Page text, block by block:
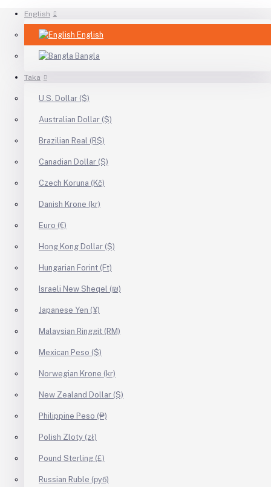
English
English
Bangla
Taka
U.S. Dollar ($)
Australian Dollar ($)
Brazilian Real (R$)
Canadian Dollar ($)
Czech Koruna (Kč)
Danish Krone (kr)
Euro (€)
Hong Kong Dollar ($)
Hungarian Forint (Ft)
Israeli New Sheqel (₪)
Japanese Yen (¥)
Malaysian Ringgit (RM)
Mexican Peso ($)
Norwegian Krone (kr)
New Zealand Dollar ($)
Philippine Peso (₱)
Polish Zloty (zł)
Pound Sterling (£)
Russian Ruble (руб)